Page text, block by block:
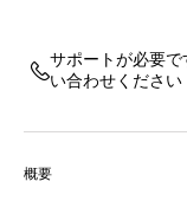
サポートが必要
い合わせください
概要